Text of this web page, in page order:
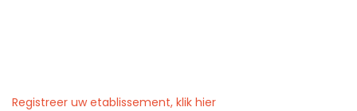
Registreer uw etablissement, klik hier